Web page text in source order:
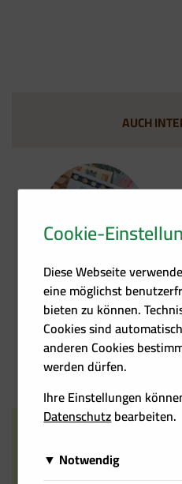
Förder­übersicht
Events
AUCH
Cookie-
Diese Webseite
eine möglichst
bieten zu können.
Cookies sind
anderen Cookies
werden dürfen.
Ihre Einstellungen
Datenschutzbearbeiten.
Notwendig